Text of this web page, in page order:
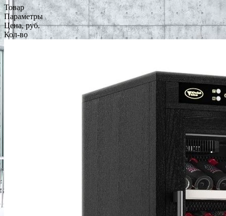
Товар
Параметры
Цена, руб.
Кол-во